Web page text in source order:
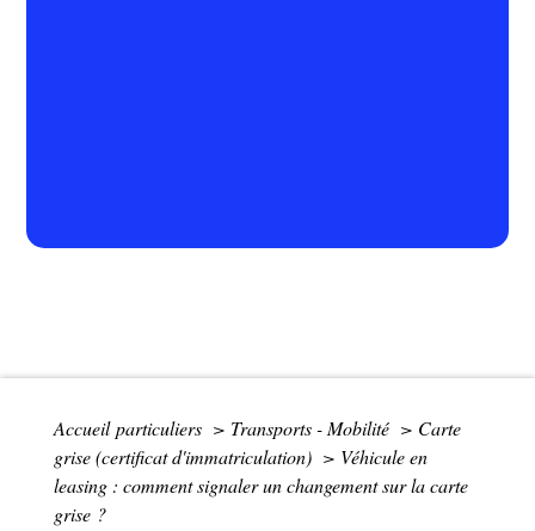
Accueil particuliers > Transports - Mobilité > Carte
grise (certificat d'immatriculation) > Véhicule en
leasing : comment signaler un changement sur la carte
grise ?